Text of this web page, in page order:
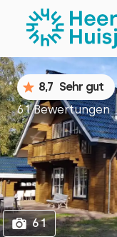
8,7 Sehr gut
61 Bewertungen
61